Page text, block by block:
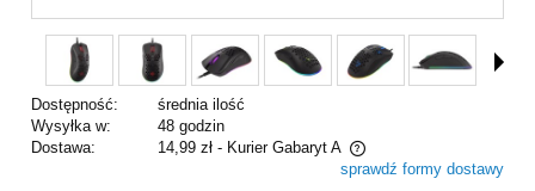
Dostępność:
średnia ilość
Wysyłka w:
48 godzin
Dostawa:
14,99 zł - Kurier Gabaryt A
Cena nie zawiera ewentualnych kosztów płatnościsprawdź formy dostawy